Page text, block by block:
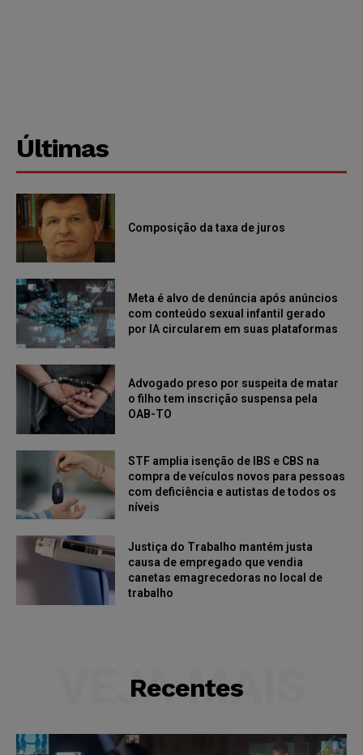
Últimas
Composição da taxa de juros
Meta é alvo de denúncia após anúncios
com conteúdo sexual infantil gerado
por IA circularem em suas plataformas
Advogado preso por suspeita de matar
o filho tem inscrição suspensa pela
OAB-TO
STF amplia isenção de IBS e CBS na
compra de veículos novos para pessoas
com deficiência e autistas de todos os
níveis
Justiça do Trabalho mantém justa
causa de empregado que vendia
canetas emagrecedoras no local de
trabalho
Recentes
VEJA MAIS